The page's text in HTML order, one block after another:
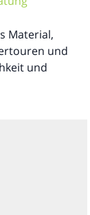
Material,
und
und